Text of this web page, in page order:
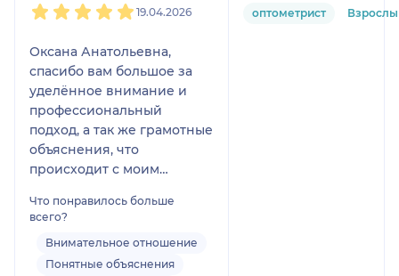
19.04.2026
Оксана Анатольевна,
спасибо вам большое за
уделённое внимание и
профессиональный
подход, а так же грамотные
объяснения, что
происходит с моим
зрения заняла около часа,
гораздо больше, чем в
поликлинике. Так же дали
Что понравилось больше
всего?
Внимательное отношение
Понятные объяснения
оптометрист